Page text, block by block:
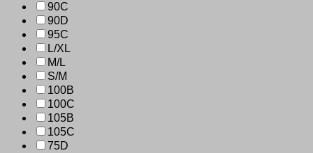
90C
90D
95C
L/XL
M/L
S/M
100B
100C
105B
105C
75D